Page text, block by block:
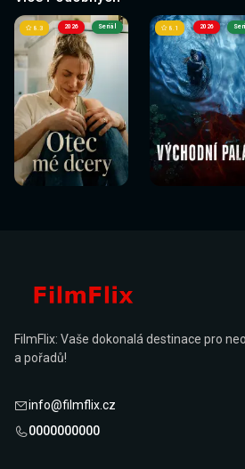
2026
8.3 Seriál 2026
8.1
FilmFlix: Vaše dokonalá destinace pro
a pořadů!
info@filmflix.cz
0000000000